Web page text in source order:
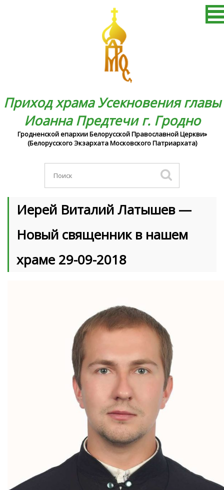
Приход храма Усекновения главы
Иоанна Предтечи г. Гродно
Гродненской епархии Белорусской Православной Церкви»
(Белорусского Экзархата Московского Патриархата)
Иерей Виталий Латышев —
Новый священник в нашем
храме 29-09-2018